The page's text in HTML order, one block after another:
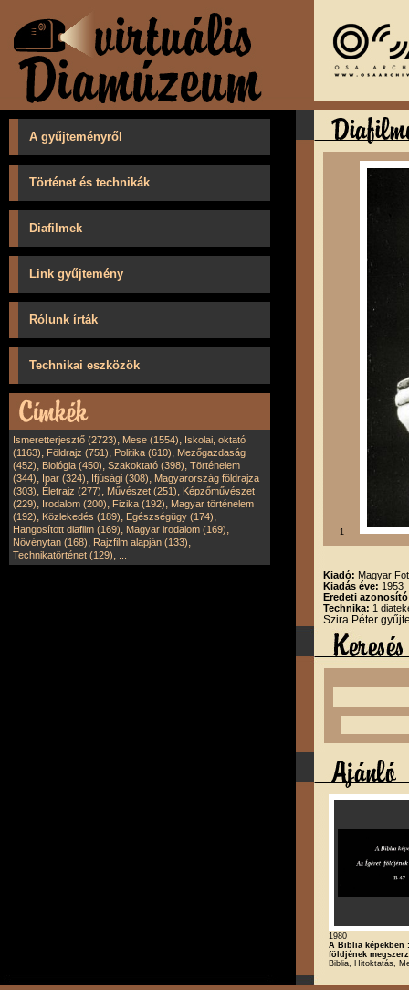
A gyűjteményről
Történet és technikák
Diafilmek
Link gyűjtemény
Rólunk írták
Technikai eszközök
Ismeretterjesztő (2723), Mese (1554), Iskolai, oktató
(1163), Földrajz (751), Politika (610), Mezőgazdaság
(452), Biológia (450), Szakoktató (398), Történelem
(344), Ipar (324), Ifjúsági (308), Magyarország földrajza
(303), Életrajz (277), Művészet (251), Képzőművészet
(229), Irodalom (200), Fizika (192), Magyar történelem
(192), Közlekedés (189), Egészségügy (174),
Hangosított diafilm (169), Magyar irodalom (169),
Növénytan (168), Rajzfilm alapján (133),
Technikatörténet (129),
1
Kiadó: Magyar
Kiadás éve: 1953
Eredeti
Technika: 1
Szira Péter
1980
A Biblia képekben
földjének
Biblia, Hitoktatás,